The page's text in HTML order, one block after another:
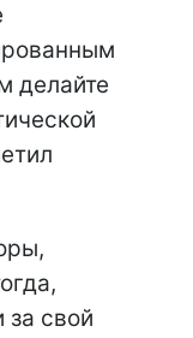
делайте
за свой